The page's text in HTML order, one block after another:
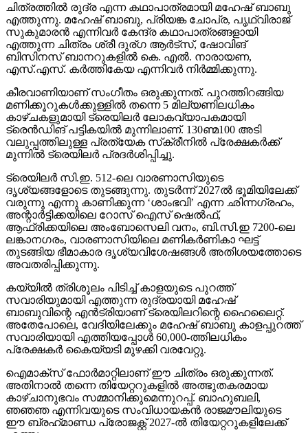
ചിത്രത്തില്‍ രുദ്ര എന്ന കഥാപാത്രമായി മഹേഷ് ബാബു
എത്തുന്നു. മഹേഷ് ബാബു, പ്രിയങ്ക ചോപ്ര, പൃഥ്വിരാജ്
സുകുമാരന്‍ എന്നിവര്‍ കേന്ദ്ര കഥാപാത്രങ്ങളായി
എത്തുന്ന ചിത്രം ശ്രീ ദുര്ഗ ആര്‍ട്‌സ്, ഷോവിങ്
ബിസിനസ് ബാനറുകളില്‍ കെ. എല്‍. നാരായണ,
എസ്.എസ്. കര്‍ത്തികേയ എന്നിവര്‍ നിര്‍മ്മിക്കുന്നു.
കീരവാണിയാണ് സംഗീതം ഒരുക്കുന്നത്. പുറത്തിറങ്ങിയ
മണിക്കൂറുകള്‍ക്കുള്ളില്‍ തന്നെ 5 മില്യണിലധികം
കാഴ്ചകളുമായി ട്രെയിലര്‍ ലോകവ്യാപകമായി
ട്രെന്‍ഡിങ് പട്ടികയില്‍ മുന്നിലാണ്. 130ണ്മ100 അടി
വലുപ്പത്തിലുള്ള പ്രത്യേക സ്‌ക്രീനില്‍ പ്രേക്ഷകര്‍ക്ക്
മുന്നില്‍ ട്രെയിലര്‍ പ്രദര്‍ശിപ്പിച്ചു.
ട്രെയിലര്‍ സി.ഇ. 512-ലെ വാരണാസിയുടെ
ദൃശ്യങ്ങളോടെ തുടങ്ങുന്നു. തുടര്‍ന്ന് 2027ല്‍ ഭൂമിയിലേക്ക്
വരുന്നു എന്നു കാണിക്കുന്ന ‘ശാംഭവി’ എന്ന ഛിന്നഗ്രഹം,
അന്റാര്‍ട്ടിക്കയിലെ റോസ് ഐസ് ഷെല്‍ഫ്,
ആഫ്രിക്കയിലെ അംബോസെലി വനം, ബി.സി.ഇ 7200-ലെ
ലങ്കാനഗരം, വാരണാസിയിലെ മണികര്‍ണികാ ഘട്ട്
തുടങ്ങിയ ഭീമാകാര ദൃശ്യവിശേഷങ്ങള്‍ അതിശയത്തോടെ
അവതരിപ്പിക്കുന്നു.
കയ്യില്‍ ത്രിശൂലം പിടിച്ച് കാളയുടെ പുറത്ത്
സവാരിയുമായി എത്തുന്ന രുദ്രയായി മഹേഷ്
ബാബുവിന്റെ എന്‍ട്രിയാണ് ട്രെയിലറിന്റെ ഹൈലൈറ്റ്.
അതേപോലെ, വേദിയിലേക്കും മഹേഷ് ബാബു കാളപ്പുറത്ത്
സവാരിയായി എത്തിയപ്പോള്‍ 60,000-ത്തിലധികം
പ്രേക്ഷകര്‍ കൈയ്യടി മുഴക്കി വരവേറ്റു.
ഐമാക്‌സ് ഫോര്‍മാറ്റിലാണ് ഈ ചിത്രം ഒരുക്കുന്നത്.
അതിനാല്‍ തന്നെ തിയേറ്ററുകളില്‍ അത്ഭുതകരമായ
കാഴ്ചാനുഭവം സമ്മാനിക്കുമെന്നുറപ്പ്. ബാഹുബലി,
ഞഞഞ എന്നിവയുടെ സംവിധായകന്‍ രാജമൗലിയുടെ
ഈ ബ്രഹ്‌മാണ്ഡ പ്രോജക്റ്റ് 2027-ല്‍ തിയേറ്ററുകളിലേക്ക്